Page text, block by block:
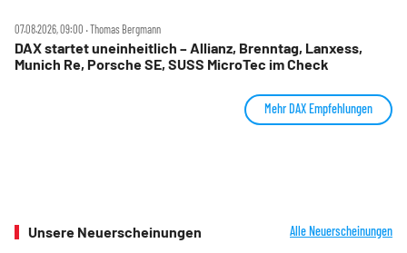
07.08.2026, 09:00 ‧ Thomas Bergmann
DAX startet uneinheitlich – Allianz, Brenntag, Lanxess,
Munich Re, Porsche SE, SUSS MicroTec im Check
Mehr DAX Empfehlungen
Unsere Neuerscheinungen Alle Neuerscheinungen